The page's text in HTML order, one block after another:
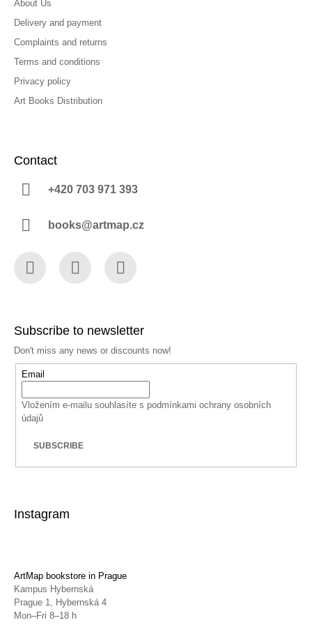
About Us
Delivery and payment
Complaints and returns
Terms and conditions
Privacy policy
Art Books Distribution
Contact
+420 703 971 393
books@artmap.cz
Subscribe to newsletter
Don't miss any news or discounts now!
Email
Vložením e-mailu souhlasíte s podmínkami ochrany osobních
údajů
SUBSCRIBE
Instagram
ArtMap bookstore in Prague
Kampus Hybernská
Prague 1, Hybernská 4
Mon–Fri 8–18 h